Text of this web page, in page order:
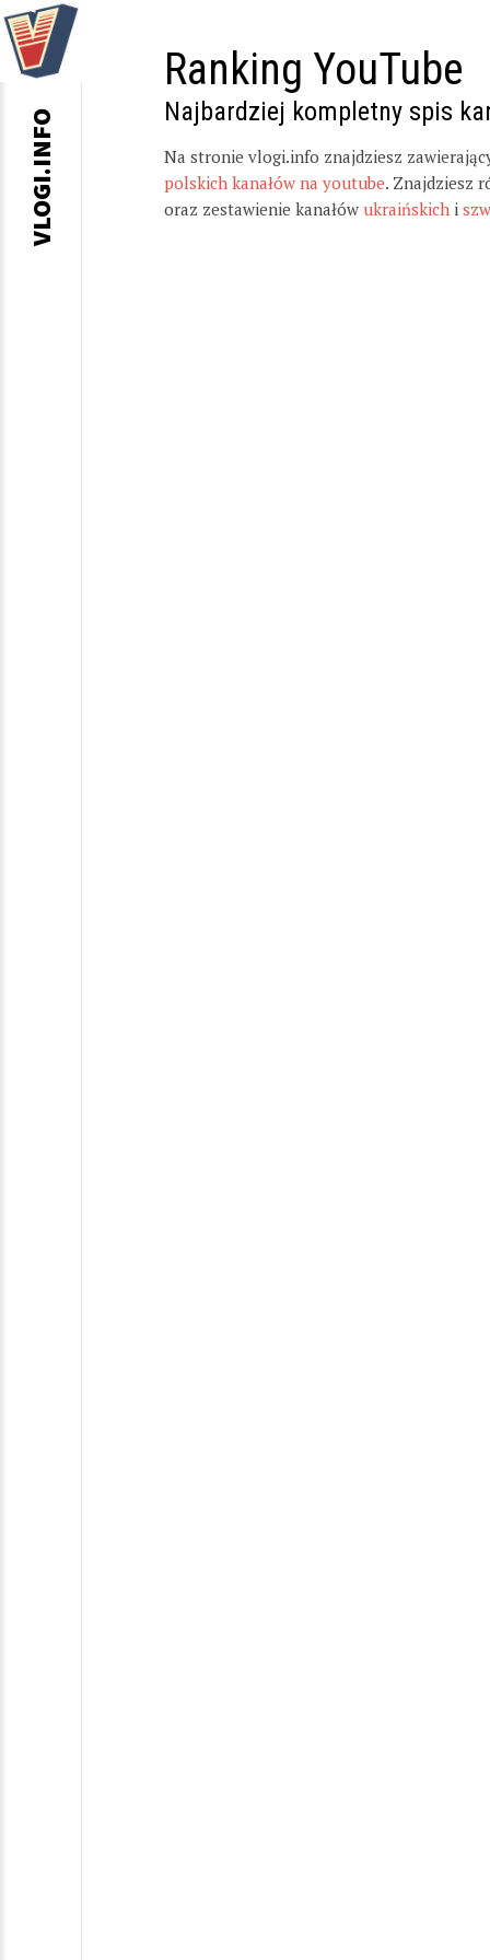
Ranking YouTube
Najbardziej kompletny spis
Na stronie vlogi.info znajdziesz
polskich kanałów na youtube. Znajdziesz
oraz zestawienie kanałów ukraińskich i
VLOGI.INFO